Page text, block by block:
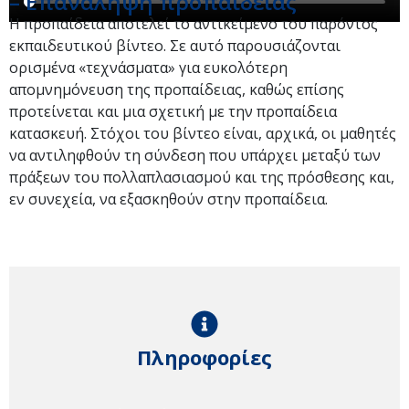
Η προπαίδεια αποτελεί το αντικείμενο του παρόντος
εκπαιδευτικού βίντεο. Σε αυτό παρουσιάζονται
ορισμένα «τεχνάσματα» για ευκολότερη
απομνημόνευση της προπαίδειας, καθώς επίσης
προτείνεται και μια σχετική με την προπαίδεια
κατασκευή. Στόχοι του βίντεο είναι, αρχικά, οι μαθητές
να αντιληφθούν τη σύνδεση που υπάρχει μεταξύ των
πράξεων του πολλαπλασιασμού και της πρόσθεσης και,
εν συνεχεία, να εξασκηθούν στην προπαίδεια.
Πληροφορίες